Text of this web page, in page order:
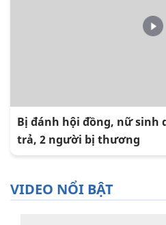
Bị đánh hội đồng, nữ sinh
trả, 2 người bị thương
VIDEO NỔI BẬT